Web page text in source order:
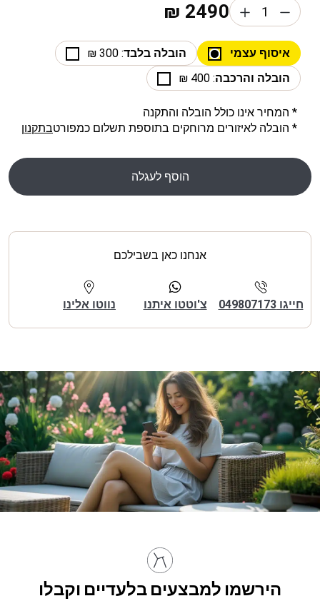
₪ 2490
איסוף עצמי הובלה בלבד: 300 ₪
הובלה והרכבה: 400 ₪
* המחיר אינו כולל הובלה והתקנה
* הובלה לאיזורים מרוחקים בתוספת תשלום כמפורטבתקנון
הוסף לעגלה
אנחנו כאן בשבילכם
חייגו 049807173 צ'וטטו איתנו נווטו אלינו
הירשמו למבצעים בלעדיים וקבלו